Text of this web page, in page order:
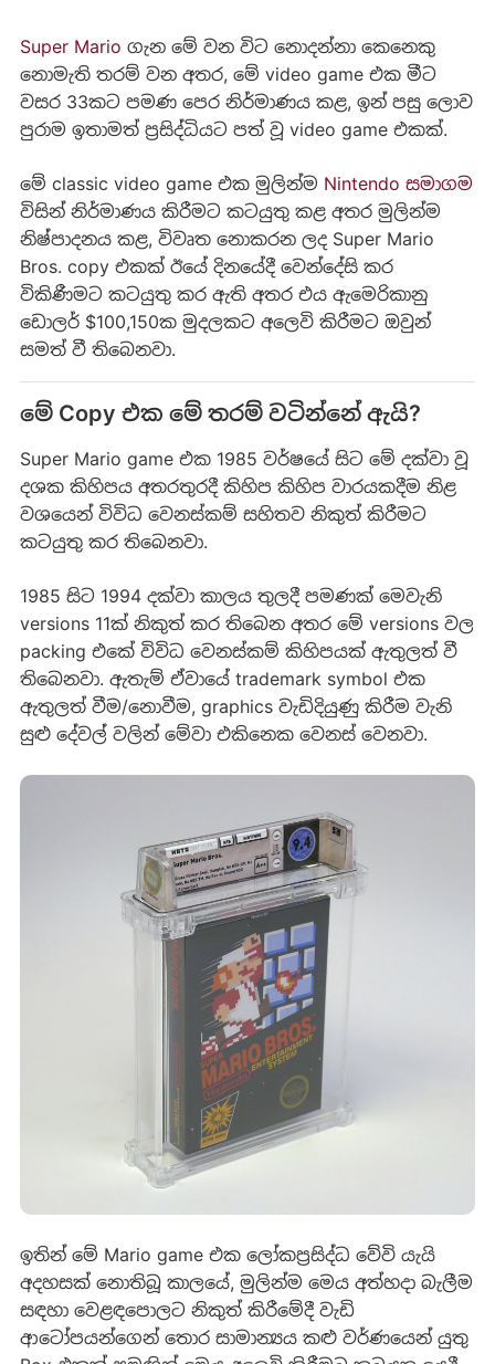
Super Mario ගැන මේ වන විට නොදන්නා කෙනෙකු
නොමැති තරම් වන අතර, මේ video game එක මීට
වසර 33කට පමණ පෙර නිර්මාණය කළ, ඉන් පසු ලොව
පුරාම ඉතාමත් ප්‍රසිද්ධියට පත් වූ video game එකක්.
මේ classic video game එක මුලින්ම Nintendo සමාගම
විසින් නිර්මාණය කිරීමට කටයුතු කළ අතර මුලින්ම
නිෂ්පාදනය කළ, විවෘත නොකරන ලද Super Mario
Bros. copy එකක් ඊයේ දිනයේදී වෙන්දේසි කර
විකිණීමට කටයුතු කර ඇති අතර එය ඇමෙරිකානු
ඩොලර් $100,150ක මුදලකට අලෙවි කිරීමට ඔවුන්
සමත් වී තිබෙනවා.
මේ Copy එක මේ තරම් වටින්නේ ඇයි?
Super Mario game එක 1985 වර්ෂයේ සිට මේ දක්වා වූ
දශක කිහිපය අතරතුරදී කිහිප කිහිප වාරයකදීම නිළ
වශයෙන් විවිධ වෙනස්කම් සහිතව නිකුත් කිරීමට
කටයුතු කර තිබෙනවා.
1985 සිට 1994 දක්වා කාලය තුලදී පමණක් මෙවැනි
versions 11ක් නිකුත් කර තිබෙන අතර මේ versions වල
packing එකේ විවිධ වෙනස්කම් කිහිපයක් ඇතුලත් වී
තිබෙනවා. ඇතැම් ඒවායේ trademark symbol එක
ඇතුලත් වීම/නොවීම, graphics වැඩිදියුණු කිරීම වැනි
සුළු දේවල් වලින් මේවා එකිනෙක වෙනස් වෙනවා.
ඉතින් මේ Mario game එක ලෝකප්‍රසිද්ධ වේවි යැයි
අදහසක් නොතිබූ කාලයේ, මුලින්ම මෙය අත්හදා බැලීම
සඳහා වෙළඳපොලට නිකුත් කිරීමේදී වැඩි
ආටෝපයන්ගෙන් තොර සාමාන්‍යය කළු වර්ණයෙන් යුතු